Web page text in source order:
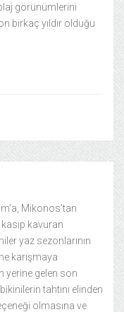
görünümlerini
birkaç yıldır olduğu
Mikonos’tan
kasıp kavuran
yaz sezonlarının
karışmaya
yerine gelen son
tahtını elinden
olmasına ve